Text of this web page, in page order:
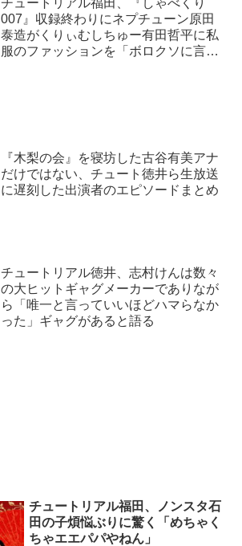
007』収録終わりにネプチューン原田
泰造がくりぃむしちゅー有田哲平に私
服のファッションを「ボロクソに言わ
『木梨の会』を寝坊した古谷有美アナ
だけではない、チュート徳井ら生放送
に遅刻した出演者のエピソードまとめ
チュートリアル徳井、志村けんは数々
の大ヒットギャグメーカーでありなが
ら「唯一と言っていいほどハマらなか
った」ギャグがあると語る
チュートリアル福田、ノンスタ石
田の子煩悩ぶりに驚く「めちゃく
ちゃエエパパやねん」